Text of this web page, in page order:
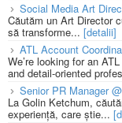
Social Media Art
Căutăm un Art Director
să transforme... [detalii]
ATL Account
We’re looking for an
and detail-oriented
Senior PR Manager
La Golin Ketchum,
experiență, care știe...